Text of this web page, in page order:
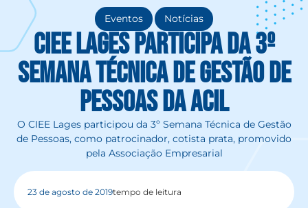
Eventos , Notícias
CIEE Lages participa da 3º
Semana Técnica de Gestão de
Pessoas da ACIL
O CIEE Lages participou da 3º Semana Técnica de Gestão
de Pessoas, como patrocinador, cotista prata, promovido
pela Associação Empresarial
23 de agosto de 2019tempo de leitura